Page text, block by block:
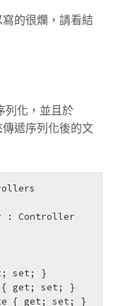
的很爛，請看結
列化，並且於
遞序列化後的文